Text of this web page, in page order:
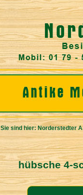
Sie sind hier: Norderstedter
hübsche 4-